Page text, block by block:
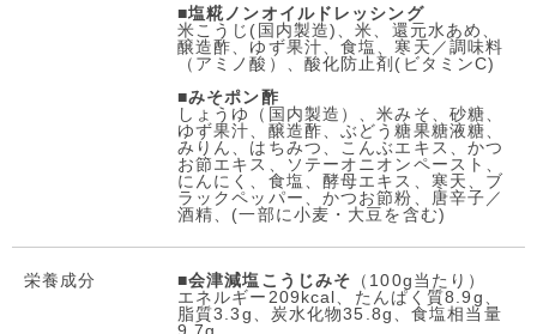
■塩糀ノンオイルドレッシング
米こうじ(国内製造)、米、還元水あめ、
醸造酢、ゆず果汁、食塩、寒天／調味料
（アミノ酸）、酸化防止剤(ビタミンC)
■みそポン酢
しょうゆ（国内製造）、米みそ、砂糖、
ゆず果汁、醸造酢、ぶどう糖果糖液糖、
みりん、はちみつ、こんぶエキス、かつ
お節エキス、ソテーオニオンペースト、
にんにく、食塩、酵母エキス、寒天、ブ
ラックペッパー、かつお節粉、唐辛子／
酒精、(一部に小麦・大豆を含む)
栄養成分 ■会津減塩こうじみそ （100g当たり）
エネルギー209kcal、たんぱく質8.9g、
脂質3.3g、炭水化物35.8g、食塩相当量
9.7g